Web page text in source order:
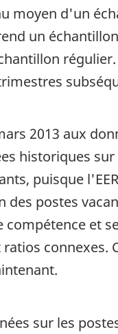
moyen d'un
un
2013 aux
historiques
puisque
postes
compétence et
sur les